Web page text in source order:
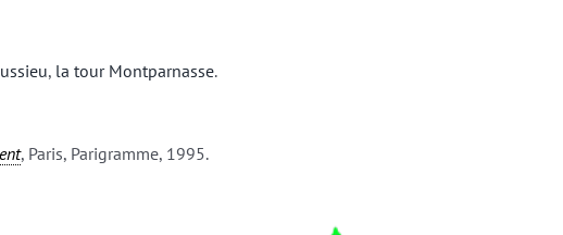
, la tour Montparnasse.
, Paris, Parigramme, 1995.